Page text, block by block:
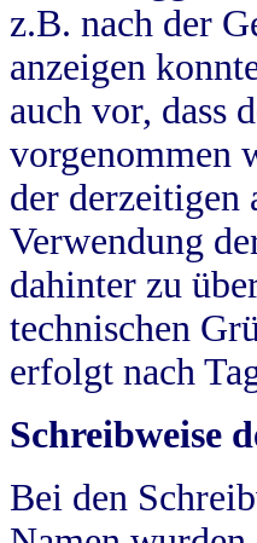
z.B. nach der
anzeigen
auch vor, dass
vorgenommen
der derzeitigen
Verwendung
dahinter zu
technischen
erfolgt nach
Schreibweise
Bei den